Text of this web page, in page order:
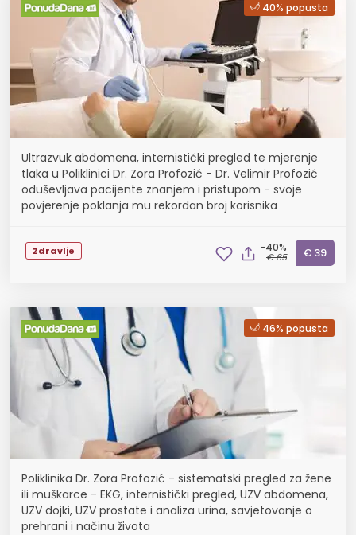
40% popusta
Ultrazvuk abdomena, internistički pregled te mjerenje
tlaka u Poliklinici Dr. Zora Profozić - Dr. Velimir Profozić
oduševljava pacijente znanjem i pristupom - svoje
povjerenje poklanja mu rekordan broj korisnika
Zdravlje -40%
€ 65 € 39
46% popusta
Poliklinika Dr. Zora Profozić - sistematski pregled za žene
ili muškarce - EKG, internistički pregled, UZV abdomena,
UZV dojki, UZV prostate i analiza urina, savjetovanje o
prehrani i načinu života